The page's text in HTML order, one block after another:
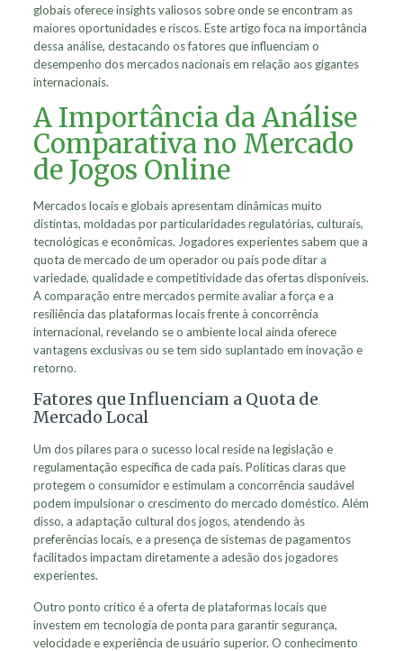
globais oferece insights valiosos sobre onde se encontram as
maiores oportunidades e riscos. Este artigo foca na importância
dessa análise, destacando os fatores que influenciam o
desempenho dos mercados nacionais em relação aos gigantes
internacionais.
A Importância da Análise
Comparativa no Mercado
de Jogos Online
Mercados locais e globais apresentam dinâmicas muito
distintas, moldadas por particularidades regulatórias, culturais,
tecnológicas e econômicas. Jogadores experientes sabem que a
quota de mercado de um operador ou país pode ditar a
variedade, qualidade e competitividade das ofertas disponíveis.
A comparação entre mercados permite avaliar a força e a
resiliência das plataformas locais frente à concorrência
internacional, revelando se o ambiente local ainda oferece
vantagens exclusivas ou se tem sido suplantado em inovação e
retorno.
Fatores que Influenciam a Quota de
Mercado Local
Um dos pilares para o sucesso local reside na legislação e
regulamentação específica de cada país. Políticas claras que
protegem o consumidor e estimulam a concorrência saudável
podem impulsionar o crescimento do mercado doméstico. Além
disso, a adaptação cultural dos jogos, atendendo às
preferências locais, e a presença de sistemas de pagamentos
facilitados impactam diretamente a adesão dos jogadores
experientes.
Outro ponto crítico é a oferta de plataformas locais que
investem em tecnologia de ponta para garantir segurança,
velocidade e experiência de usuário superior. O conhecimento